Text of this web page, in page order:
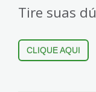
Tire suas
CLIQUE AQUI